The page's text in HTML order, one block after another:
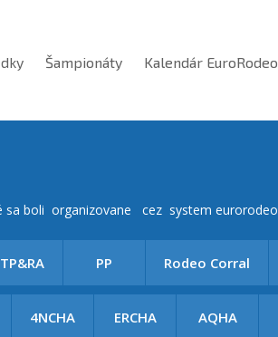
Šampionáty Kalendár EuroRodeo
sa boli organizovane cez system eurorodeo
TP&RA PP Rodeo Corral
4NCHA ERCHA AQHA